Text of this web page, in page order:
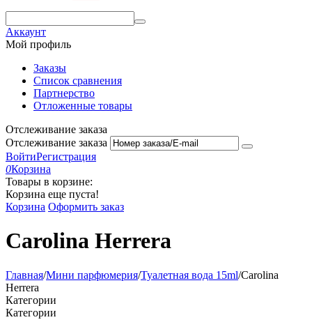
Аккаунт
Мой профиль
Заказы
Список сравнения
Партнерство
Отложенные товары
Отслеживание заказа
Отслеживание заказа
ВойтиРегистрация
0Корзина
Товары в корзине:
Корзина еще пуста!
Корзина Оформить заказ
Carolina Herrera
Главная/Мини парфюмерия/Туалетная вода 15ml/Carolina
Herrera
Категории
Категории